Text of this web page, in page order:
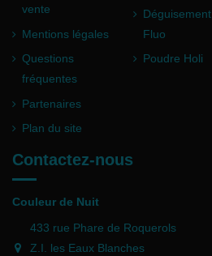
vente
Mentions légales
Questions
fréquentes
Partenaires
Plan du site
Déguisement
Fluo
Poudre Holi
Contactez-nous
Couleur de Nuit
433 rue Phare de Roquerols
Z.I. les Eaux Blanches